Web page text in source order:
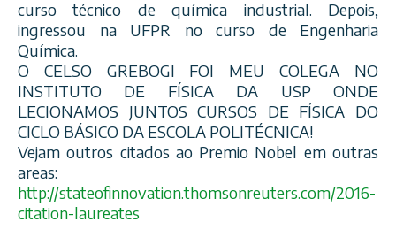
curso técnico de química industrial. Depois,
ingressou na UFPR no curso de Engenharia
Química.
O CELSO GREBOGI FOI MEU COLEGA NO
INSTITUTO DE FÍSICA DA USP ONDE
LECIONAMOS JUNTOS CURSOS DE FÍSICA DO
CICLO BÁSICO DA ESCOLA POLITÉCNICA!
Vejam outros citados ao Premio Nobel em outras
areas:
http://stateofinnovation.thomsonreuters.com/2016-
citation-laureates